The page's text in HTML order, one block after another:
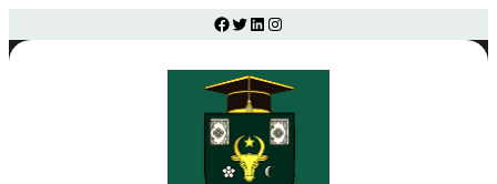
Facebook
Twitter
LinkedIn
Instagram